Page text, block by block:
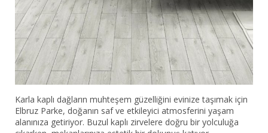
Karla kaplı dağların muhteşem güzelliğini evinize taşımak için
Elbruz Parke, doğanın saf ve etkileyici atmosferini yaşam
alanınıza getiriyor. Buzul kaplı zirvelere doğru bir yolculuğa